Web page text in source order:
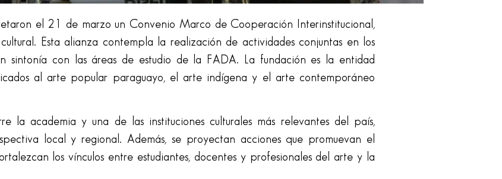
el 21 de marzo un Convenio Marco de Cooperación Interinstitucional,
Esta alianza contempla la realización de actividades conjuntas en los
sintonía con las áreas de estudio de la FADA. La fundación es la entidad
al arte popular paraguayo, el arte indígena y el arte contemporáneo
la academia y una de las instituciones culturales más relevantes del país,
local y regional. Además, se proyectan acciones que promuevan el
los vínculos entre estudiantes, docentes y profesionales del arte y la